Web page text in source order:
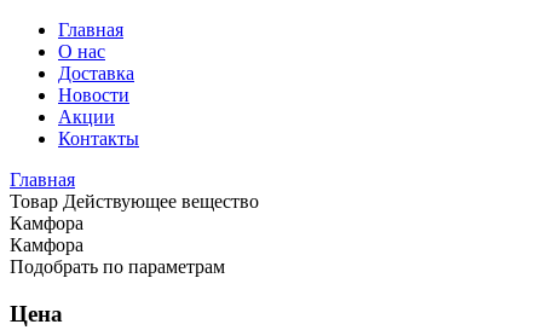
Главная
О нас
Доставка
Новости
Акции
Контакты
Главная
Товар Действующее вещество
Камфора
Камфора
Подобрать по параметрам
Цена